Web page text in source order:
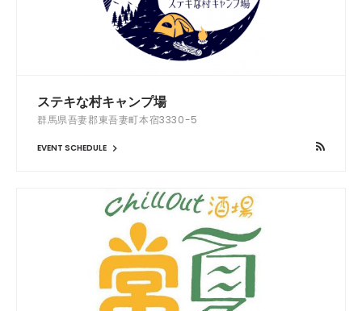
ステキな村キャンプ場
群馬県吾妻郡東吾妻町本宿3330-5
EVENT SCHEDULE